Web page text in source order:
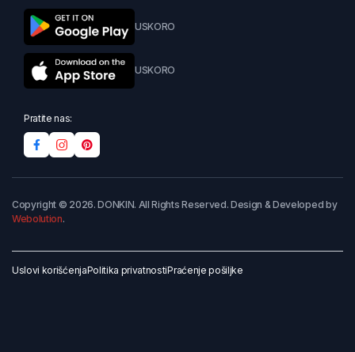
USKORO
USKORO
Pratite nas:
Copyright © 2026. DONKIN. All Rights Reserved. Design & Developed by
Webolution.
Uslovi korišćenjaPolitika privatnostiPraćenje pošiljke